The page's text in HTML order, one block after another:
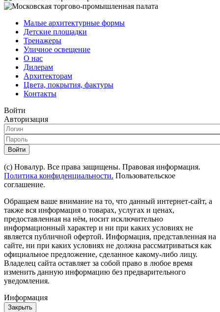
Малые архитектурные формы
Детские площадки
Тренажеры
Уличное освещение
О нас
Дилерам
Архитекторам
Цвета, покрытия, фактуры
Контакты
Войти
Авторизация
Войти
(с) Новалур. Все права защищены. Правовая информация.
Политика конфиденциальности. Пользовательское
соглашение.
Обращаем ваше внимание на то, что данный интернет-сайт, а
также вся информация о товарах, услугах и ценах,
предоставленная на нём, носит исключительно
информационный характер и ни при каких условиях не
является публичной офертой. Информация, представленная на
сайте, ни при каких условиях не должна рассматриваться как
официальное предложение, сделанное какому-либо лицу.
Владелец сайта оставляет за собой право в любое время
изменить данную информацию без предварительного
уведомления.
Информация
Закрыть